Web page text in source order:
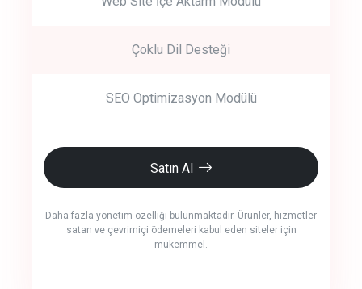
Çoklu Dil Desteği
SEO Optimizasyon Modülü
Satın Al
Daha fazla yönetim özelliği bulunmaktadır. Ürünler, hizmetler
satan ve çevrimiçi ödemeleri kabul eden siteler için
mükemmel.